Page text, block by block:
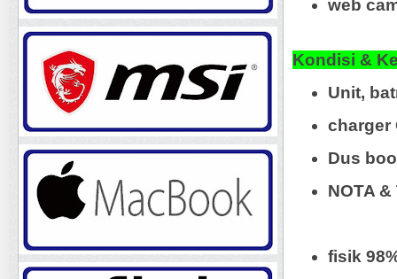
web
Kondisi &
Unit,
charger
Dus
NOTA &
fisik